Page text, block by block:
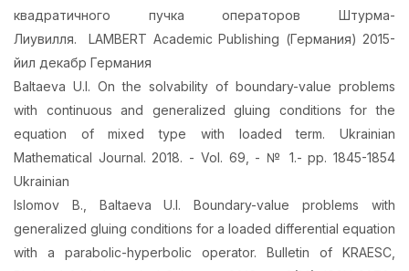
квадратичного пучка операторов Штурма-
Лиувилля. LAMBERT Academic Publishing (Германия) 2015-
йил декабр Германия
Baltaeva U.I. On the solvability of boundary-value problems
with continuous and generalized gluing conditions for the
equation of mixed type with loaded term. Ukrainian
Mathematical Journal. 2018. - Vol. 69, - № 1.- pp. 1845-1854
Ukrainian
Islomov B., Baltaeva U.I. Boundary-value problems with
generalized gluing conditions for a loaded differential equation
with a parabolic-hyperbolic operator. Bulletin of KRAESC,